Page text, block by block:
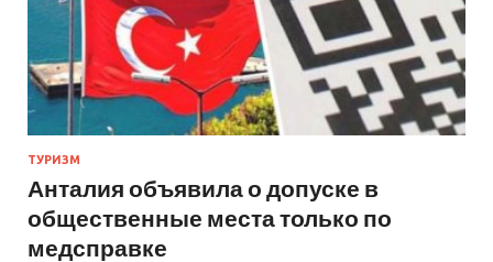
ТУРИЗМ
Анталия объявила о допуске в
общественные места только по
медсправке